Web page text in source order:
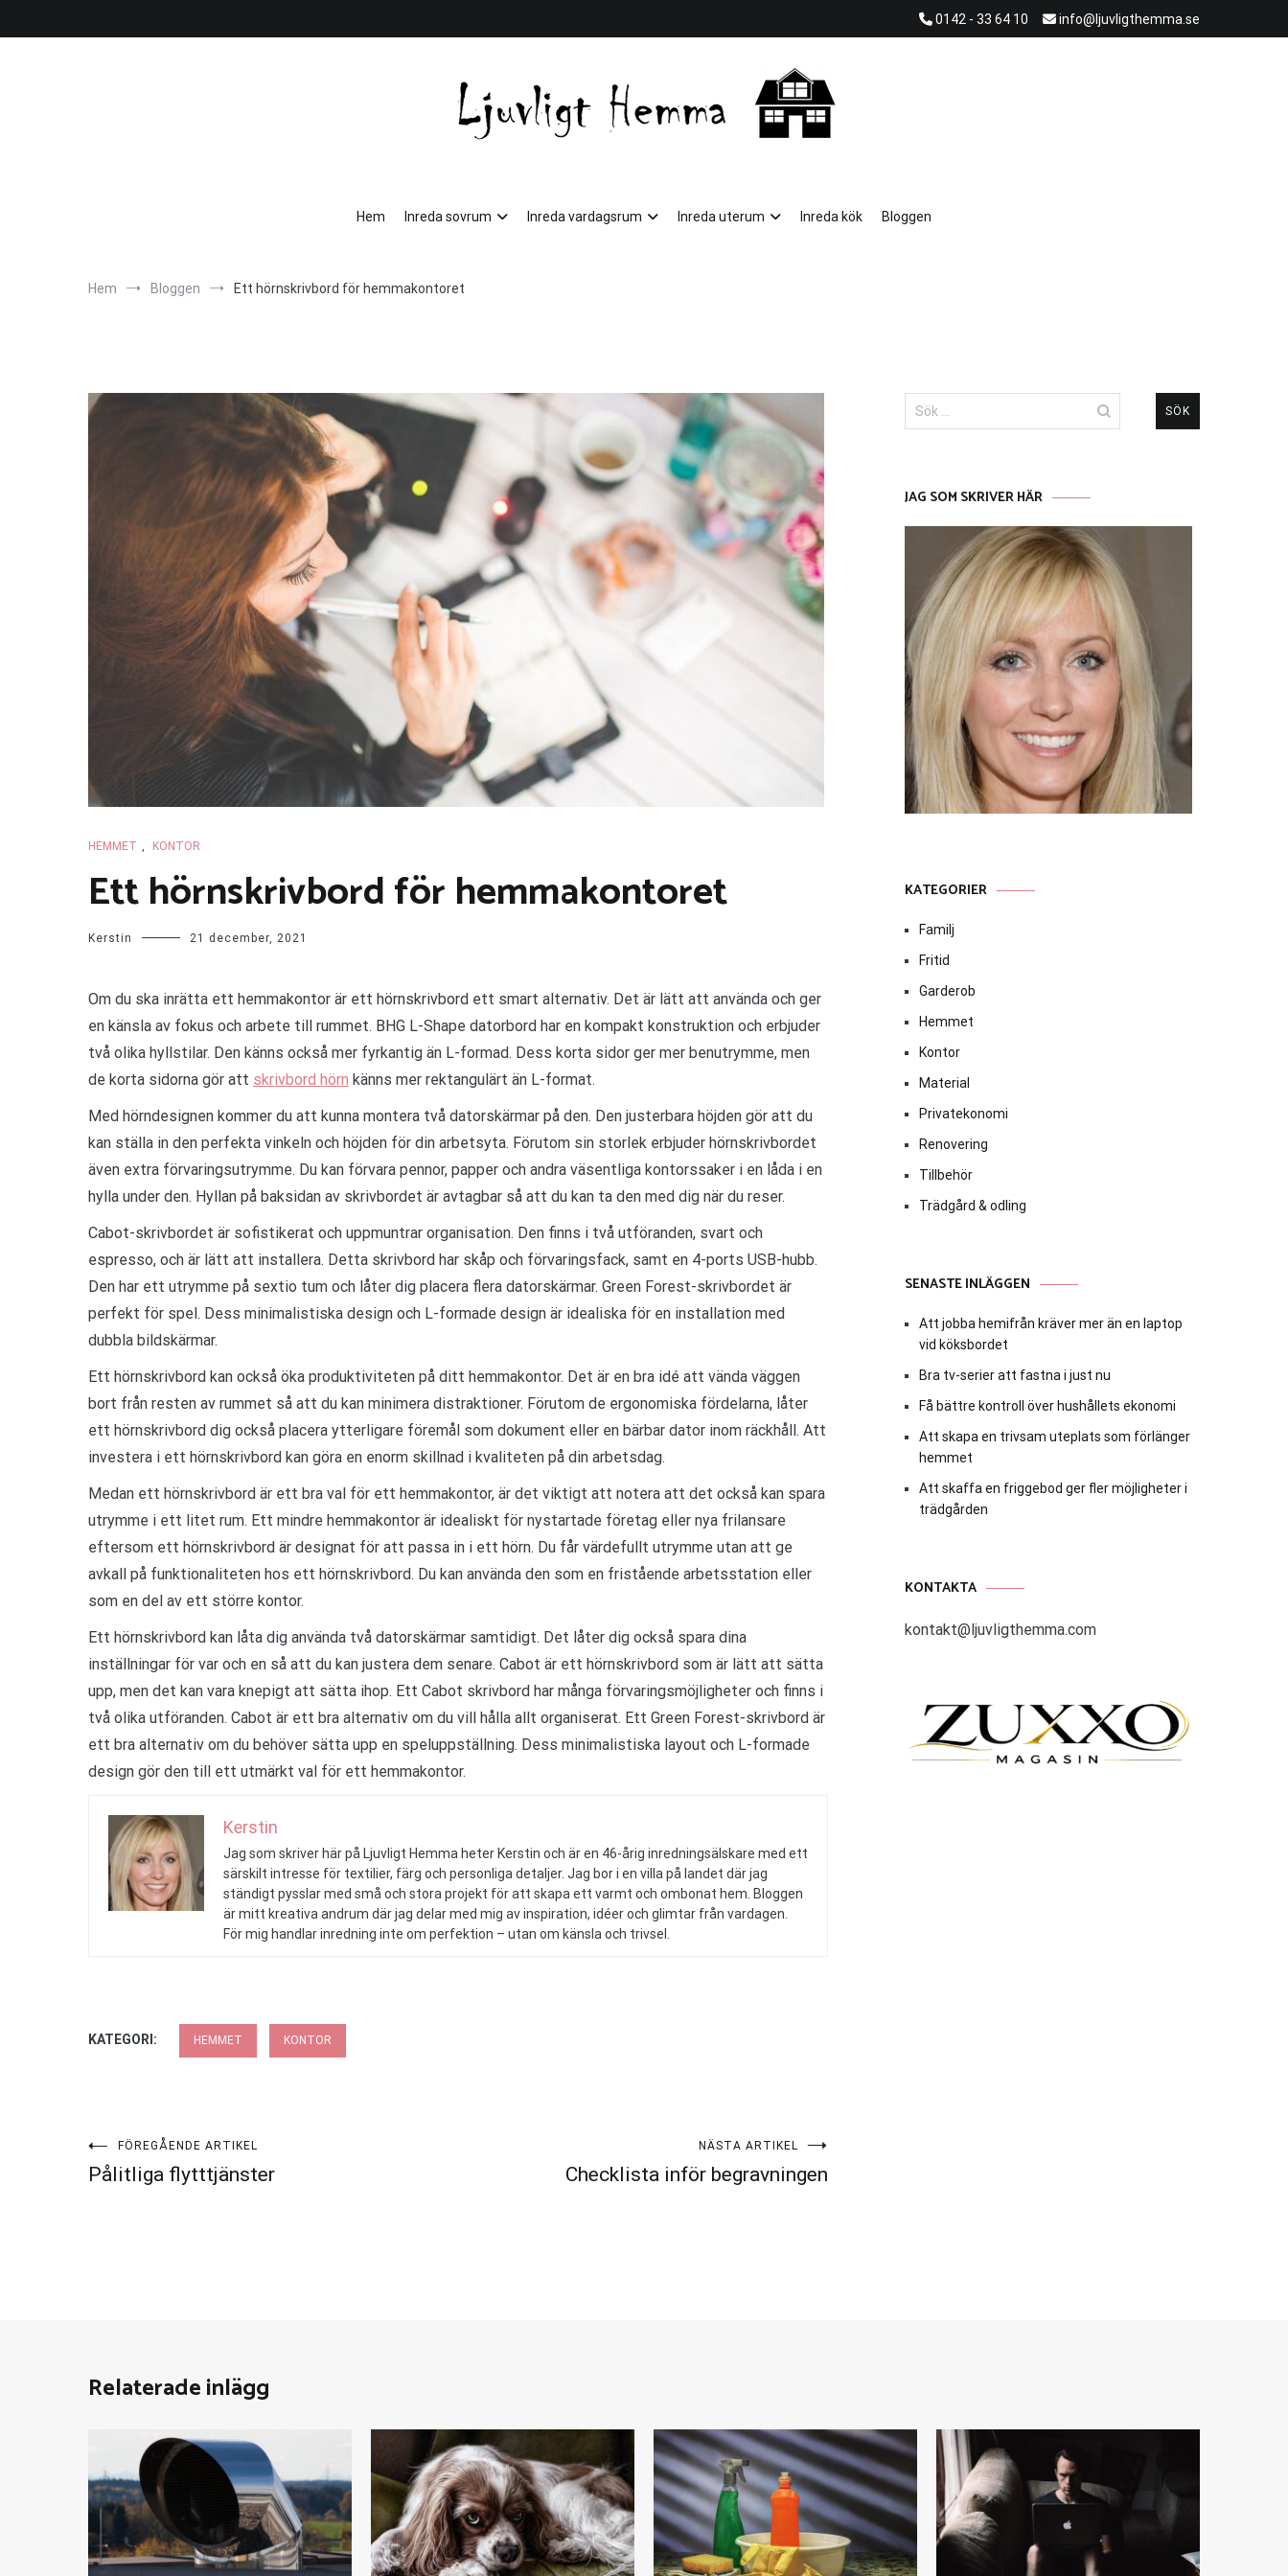
0142 - 33 64 10 info@ljuvligthemma.se
Hem Inreda sovrum Inreda vardagsrum Inreda uterum Inreda kök Bloggen
Hem Bloggen Ett hörnskrivbord för hemmakontoret
HEMMET , KONTOR
Ett hörnskrivbord för hemmakontoret
Kerstin 21 december, 2021
Om du ska inrätta ett hemmakontor är ett hörnskrivbord ett smart alternativ. Det är lätt att använda och ger
en känsla av fokus och arbete till rummet. BHG L-Shape datorbord har en kompakt konstruktion och erbjuder
två olika hyllstilar. Den känns också mer fyrkantig än L-formad. Dess korta sidor ger mer benutrymme, men
de korta sidorna gör att skrivbord hörn känns mer rektangulärt än L-format.
Med hörndesignen kommer du att kunna montera två datorskärmar på den. Den justerbara höjden gör att du
kan ställa in den perfekta vinkeln och höjden för din arbetsyta. Förutom sin storlek erbjuder hörnskrivbordet
även extra förvaringsutrymme. Du kan förvara pennor, papper och andra väsentliga kontorssaker i en låda i en
hylla under den. Hyllan på baksidan av skrivbordet är avtagbar så att du kan ta den med dig när du reser.
Cabot-skrivbordet är sofistikerat och uppmuntrar organisation. Den finns i två utföranden, svart och
espresso, och är lätt att installera. Detta skrivbord har skåp och förvaringsfack, samt en 4-ports USB-hubb.
Den har ett utrymme på sextio tum och låter dig placera flera datorskärmar. Green Forest-skrivbordet är
perfekt för spel. Dess minimalistiska design och L-formade design är idealiska för en installation med
dubbla bildskärmar.
Ett hörnskrivbord kan också öka produktiviteten på ditt hemmakontor. Det är en bra idé att vända väggen
bort från resten av rummet så att du kan minimera distraktioner. Förutom de ergonomiska fördelarna, låter
ett hörnskrivbord dig också placera ytterligare föremål som dokument eller en bärbar dator inom räckhåll. Att
investera i ett hörnskrivbord kan göra en enorm skillnad i kvaliteten på din arbetsdag.
Medan ett hörnskrivbord är ett bra val för ett hemmakontor, är det viktigt att notera att det också kan spara
utrymme i ett litet rum. Ett mindre hemmakontor är idealiskt för nystartade företag eller nya frilansare
eftersom ett hörnskrivbord är designat för att passa in i ett hörn. Du får värdefullt utrymme utan att ge
avkall på funktionaliteten hos ett hörnskrivbord. Du kan använda den som en fristående arbetsstation eller
som en del av ett större kontor.
Ett hörnskrivbord kan låta dig använda två datorskärmar samtidigt. Det låter dig också spara dina
inställningar för var och en så att du kan justera dem senare. Cabot är ett hörnskrivbord som är lätt att sätta
upp, men det kan vara knepigt att sätta ihop. Ett Cabot skrivbord har många förvaringsmöjligheter och finns i
två olika utföranden. Cabot är ett bra alternativ om du vill hålla allt organiserat. Ett Green Forest-skrivbord är
ett bra alternativ om du behöver sätta upp en speluppställning. Dess minimalistiska layout och L-formade
design gör den till ett utmärkt val för ett hemmakontor.
Kerstin
Jag som skriver här på Ljuvligt Hemma heter Kerstin och är en 46-årig inredningsälskare med ett
särskilt intresse för textilier, färg och personliga detaljer. Jag bor i en villa på landet där jag
ständigt pysslar med små och stora projekt för att skapa ett varmt och ombonat hem. Bloggen
är mitt kreativa andrum där jag delar med mig av inspiration, idéer och glimtar från vardagen.
För mig handlar inredning inte om perfektion – utan om känsla och trivsel.
KATEGORI: HEMMET KONTOR
Inläggsnavigering
FÖREGÅENDE ARTIKEL
Pålitliga flytttjänster
NÄSTA ARTIKEL
Checklista inför begravningen
Sök
efter:
JAG SOM SKRIVER HÄR
KATEGORIER
Familj
Fritid
Garderob
Hemmet
Kontor
Material
Privatekonomi
Renovering
Tillbehör
Trädgård & odling
SENASTE INLÄGGEN
Att jobba hemifrån kräver mer än en laptop
vid köksbordet
Bra tv-serier att fastna i just nu
Få bättre kontroll över hushållets ekonomi
Att skapa en trivsam uteplats som förlänger
hemmet
Att skaffa en friggebod ger fler möjligheter i
trädgården
KONTAKTA
kontakt@ljuvligthemma.com
Relaterade inlägg